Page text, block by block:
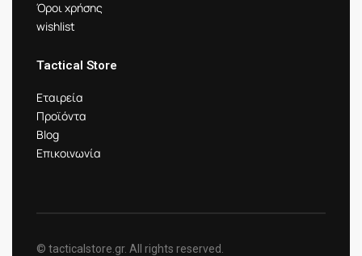
Όροι χρήσης
wishlist
Tactical Store
Εταιρεία
Προϊόντα
Blog
Επικοινωνία
© tacticalstore.gr. All rights reserved.